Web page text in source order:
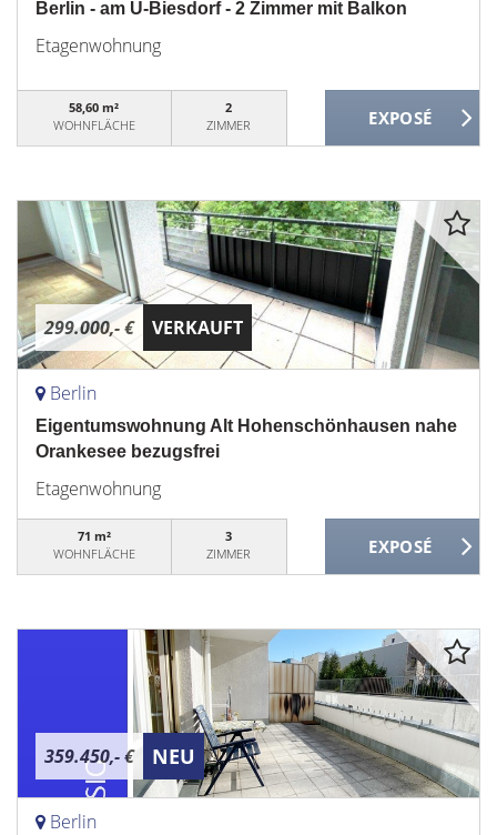
Berlin - am U-Biesdorf - 2 Zimmer mit Balkon
Etagenwohnung
58,60 m²
WOHNFLÄCHE
2
ZIMMER
299.000,- € VERKAUFT
Berlin
Eigentumswohnung Alt Hohenschönhausen nahe
Orankesee bezugsfrei
Etagenwohnung
71 m²
WOHNFLÄCHE
3
ZIMMER
359.450,- € NEU
Berlin